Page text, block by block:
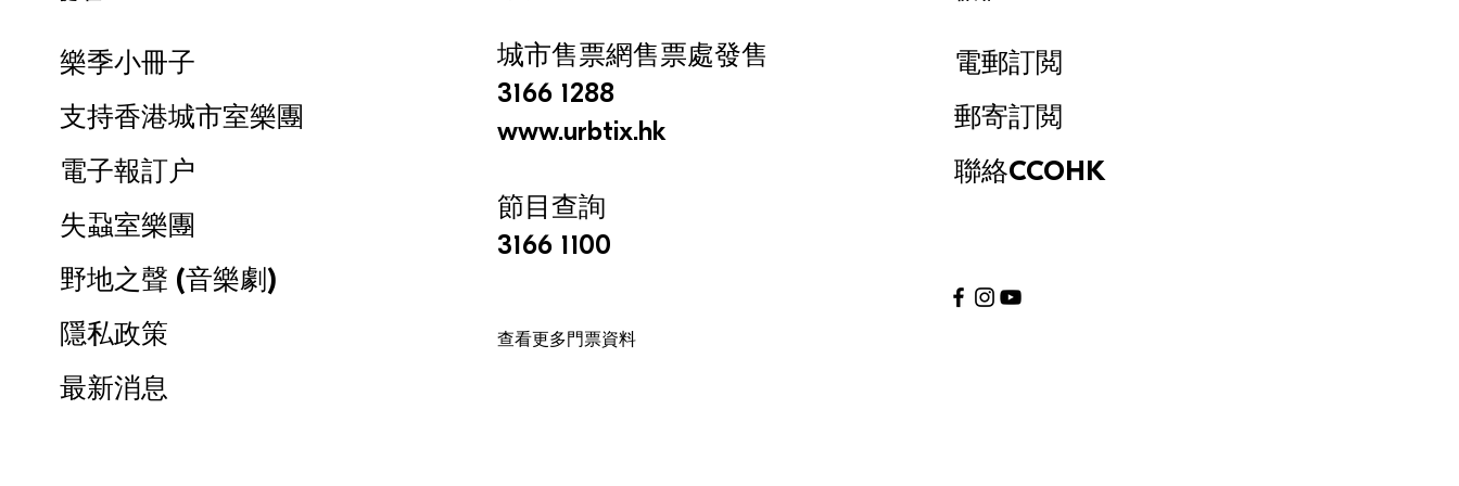
樂季小冊子
支持香港城市室樂團
電子報訂户
失蝨室樂團
野地之聲 (音樂劇)
隱私政策
最新消息
城市售票網售票處發售
3166 1288
www.urbtix.hk
節目查詢
3166 1100
查看更多門票資料
電郵訂閲
郵寄訂閲
聯絡CCOHK